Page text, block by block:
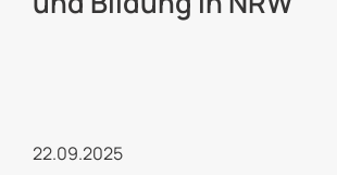
22.09.2025